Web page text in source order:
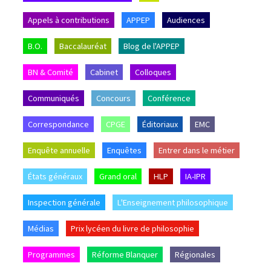
Appels à contributions APPEP Audiences
B.O. Baccalauréat Blog de l'APPEP
BN & Comité Cabinet Colloques
Communiqués Concours Conférence
Correspondance CPGE Éditoriaux EMC
Enquête annuelle Enquêtes Entrer dans le métier
États généraux Grand oral HLP IA-IPR
Inspection générale L'Enseignement philosophique
Médias Prix lycéen du livre de philosophie
Programmes Réforme Blanquer Régionales